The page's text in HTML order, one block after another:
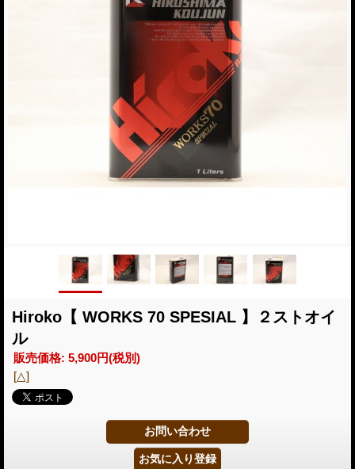
Hiroko【 WORKS 70 SPESIAL 】２ストオイ
ル
販売価格: 5,900円(税別)
[△]